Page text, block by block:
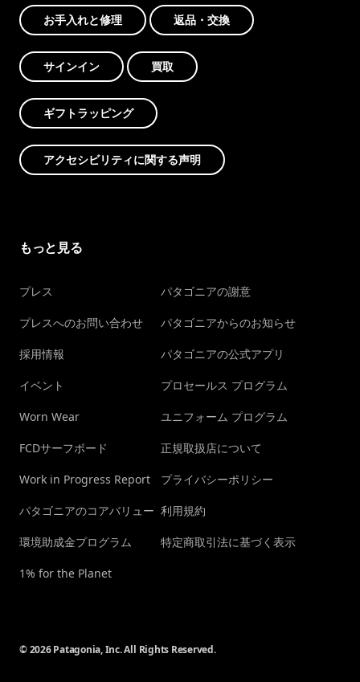
お手入れと修理 返品・交換
サインイン 買取
ギフトラッピング
アクセシビリティに関する声明
もっと見る
プレス
プレスへのお問い合わせ
採用情報
イベント
Worn Wear
FCDサーフボード
Work in Progress Report
パタゴニアのコアバリュー
環境助成金プログラム
1% for the Planet
パタゴニアの謝意
パタゴニアからのお知らせ
パタゴニアの公式アプリ
プロセールス プログラム
ユニフォーム プログラム
正規取扱店について
プライバシーポリシー
利用規約
特定商取引法に基づく表示
© 2026 Patagonia, Inc. All Rights Reserved.